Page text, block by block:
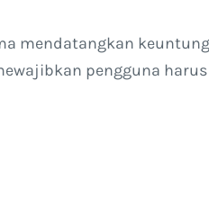
mendatangkan
pengguna